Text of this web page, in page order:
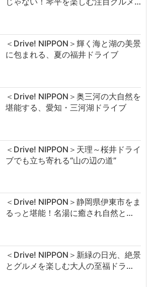
＜Drive! NIPPON＞輝く海と湖の美景
に包まれる、夏の福井ドライブ
＜Drive! NIPPON＞奥三河の大自然を
堪能する、愛知・三河湖ドライブ
＜Drive! NIPPON＞天理～桜井ドライ
ブでも立ち寄れる“山の辺の道”
＜Drive! NIPPON＞静岡県伊東市をま
るっと堪能！名湯に癒され自然と…
＜Drive! NIPPON＞新緑の日光、絶景
とグルメを楽しむ大人の至福ドラ…